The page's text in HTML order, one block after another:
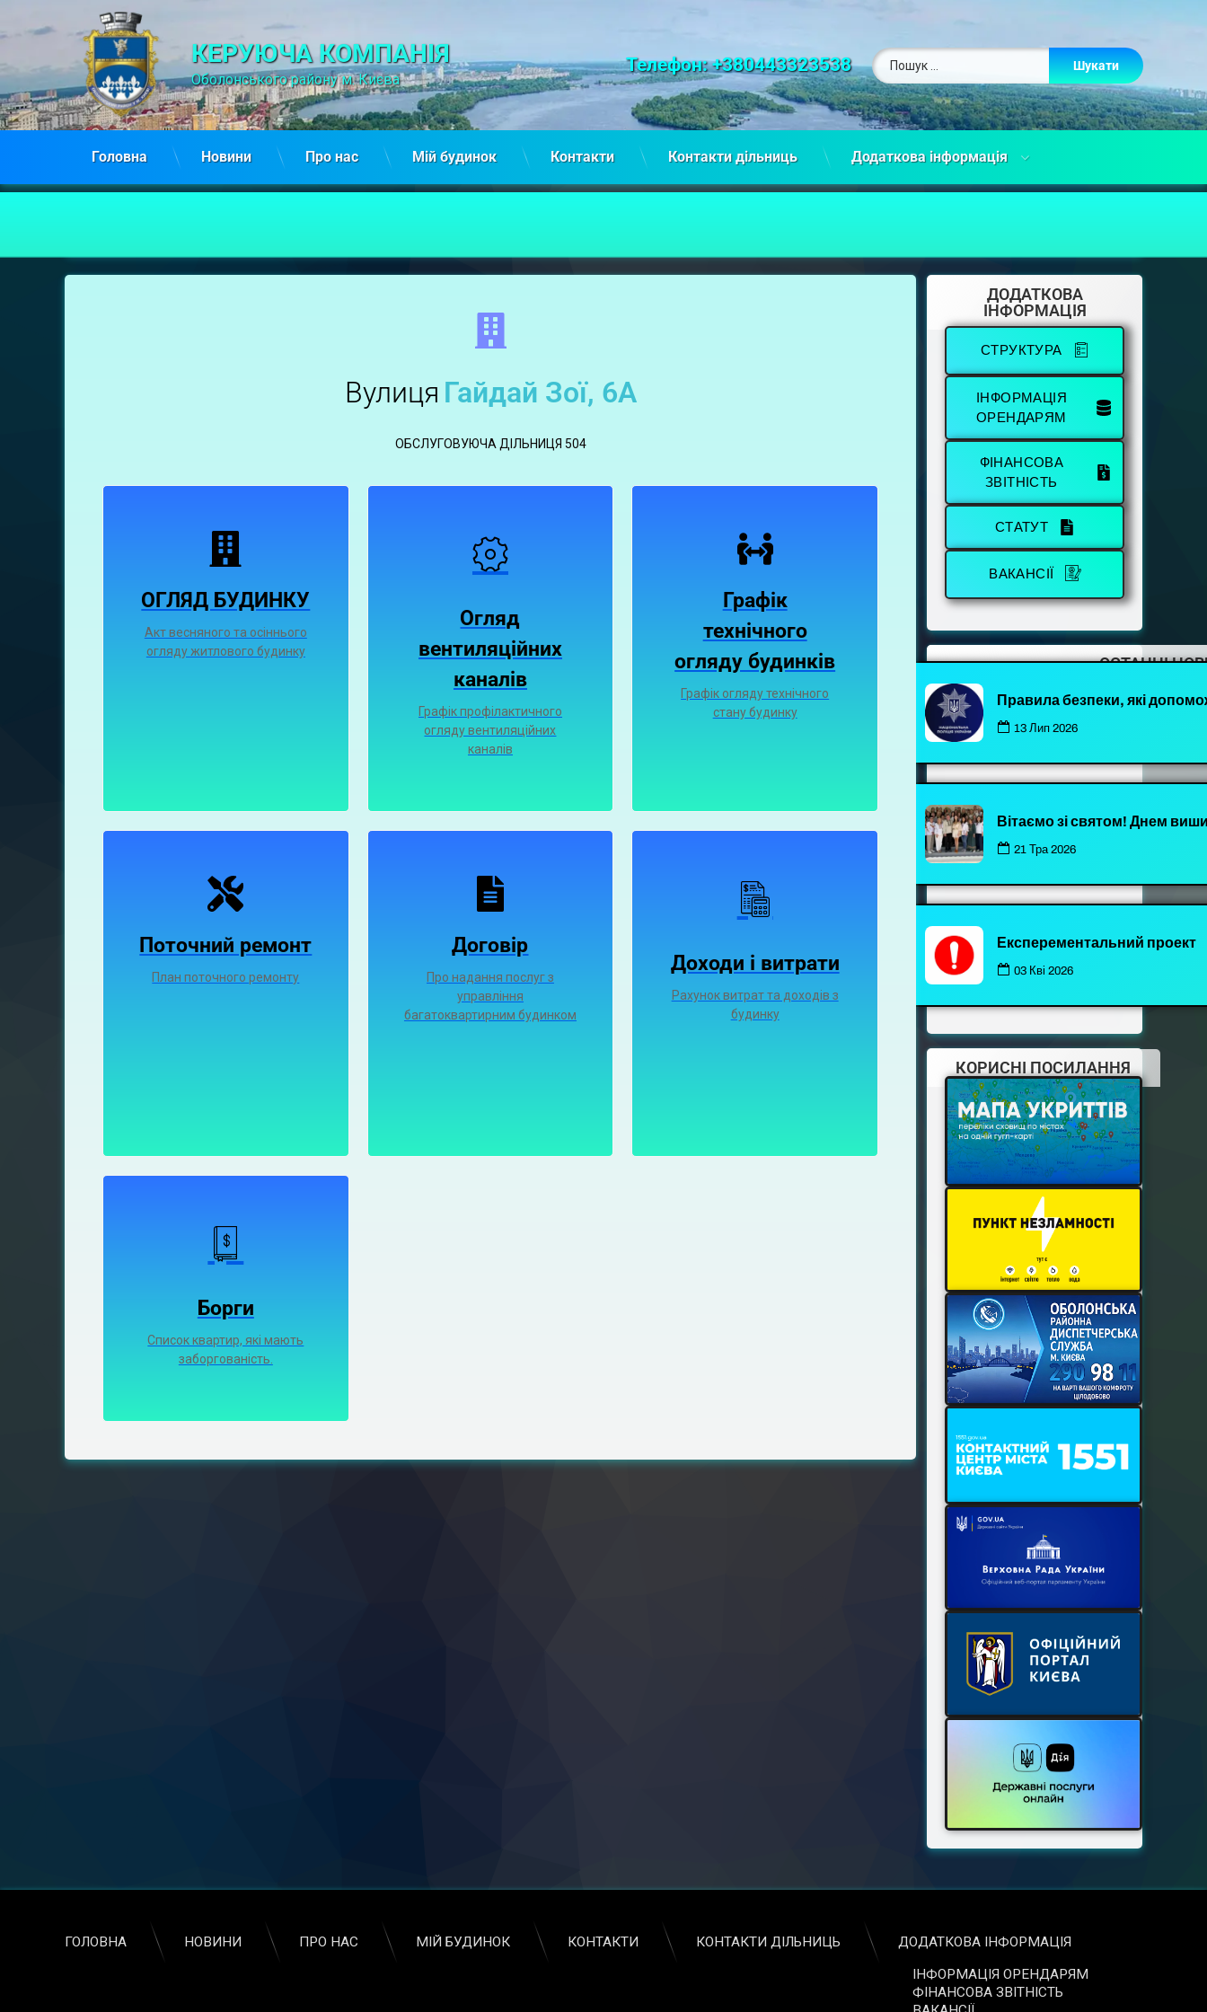
КЕРУЮЧА КОМПАНІЯ
Оболонського району м. Києва
Tel:
Телефон: +380443323538
Головна Новини Про нас Мій будинок Контакти Контакти дільниць Додаткова інформація
Вулиця Гайдай Зої, 6А
ОБСЛУГОВУЮЧА ДІЛЬНИЦЯ 504
ОГЛЯД БУДИНКУ
Акт весняного та осіннього
огляду житлового будинку
Огляд
вентиляційних
каналiв
Графiк профiлактичного
огляду вентиляцiйних
каналiв
Графік
технічного
огляду будинків
Графік огляду технічного
стану будинку
Поточний ремонт
План поточного ремонту
Договір
Про надання послуг з
управління
багатоквартирним будинком
Доходи і витрати
Рахунок витрат та доходів з
будинку
Борги
Список квартир, які мають
заборгованість.
ДОДАТКОВА
ІНФОРМАЦІЯ
СТРУКТУРА
ІНФОРМАЦІЯ
ОРЕНДАРЯМ
ФІНАНСОВА
ЗВІТНІСТЬ
СТАТУТ
ВАКАНСІЇ
ОСТАННІ
Правила безпеки, які
13 Лип 2026
Вітаємо зі святом! Днем
21 Тра 2026
Експерементальний проект
03 Кві 2026
КОРИСНІ ПОСИЛАННЯ
ГОЛОВНА НОВИНИ ПРО НАС МІЙ БУДИНОК КОНТАКТИ КОНТАКТИ ДІЛЬНИЦЬ
ДОДАТКОВА ІНФОРМАЦІЯ
ІНФОРМАЦІЯ ОРЕНДАРЯМ
ФІНАНСОВА ЗВІТНІСТЬ